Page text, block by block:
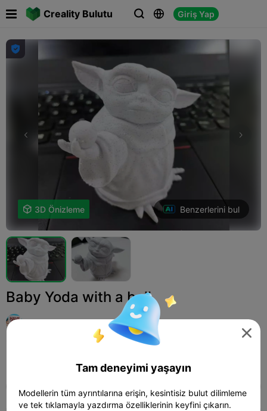
Creality Bulutu   Giriş Yap


 3D Önizleme Benzerlerini bul
Baby Yoda with a ball
Tüm K2 Pro K2 K2 SE

Tam deneyimi yaşayın
Modellerin tüm ayrıntılarına erişin, kesintisiz bulut dilimleme
ve tek tıklamayla yazdırma özelliklerinin keyfini çıkarın.